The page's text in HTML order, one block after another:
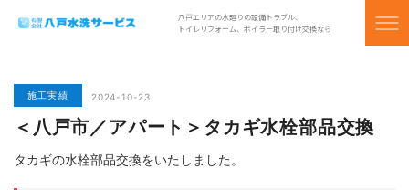
八戸エリアの水廻りの設備トラブル、
トイレリフォーム、ボイラー取り付け交換なら
施工実績 2024-10-23
＜八戸市／アパート＞タカギ水栓部品交換
タカギの水栓部品交換をいたしました。